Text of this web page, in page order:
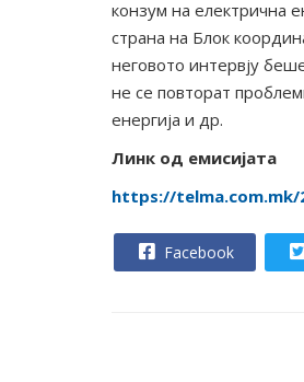
конзум на електрична
страна на Блок
неговото интервју
не се повторат
енергија и др.
Линк од емисијата
https://
Facebook